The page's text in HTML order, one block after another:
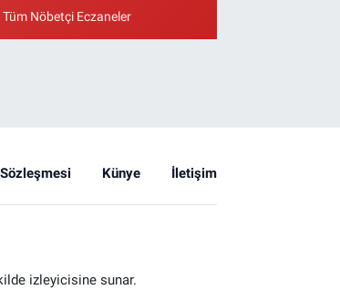
Tüm Nöbetçi Eczaneler
Künye İletişim
izleyicisine sunar.